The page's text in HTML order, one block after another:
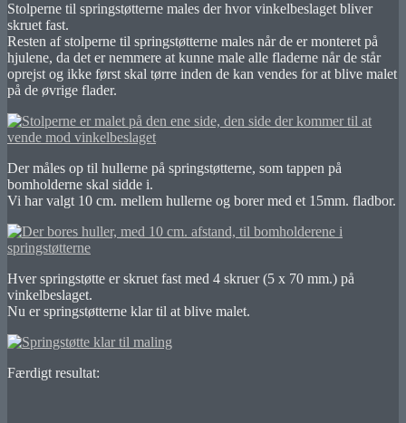
Stolperne til springstøtterne males der hvor vinkelbeslaget bliver
skruet fast.
Resten af stolperne til springstøtterne males når de er monteret på
hjulene, da det er nemmere at kunne male alle fladerne når de står
oprejst og ikke først skal tørre inden de kan vendes for at blive malet
på de øvrige flader.
Der måles op til hullerne på springstøtterne, som tappen på
bomholderne skal sidde i.
Vi har valgt 10 cm. mellem hullerne og borer med et 15mm. fladbor.
Hver springstøtte er skruet fast med 4 skruer (5 x 70 mm.) på
vinkelbeslaget.
Nu er springstøtterne klar til at blive malet.
Færdigt resultat: